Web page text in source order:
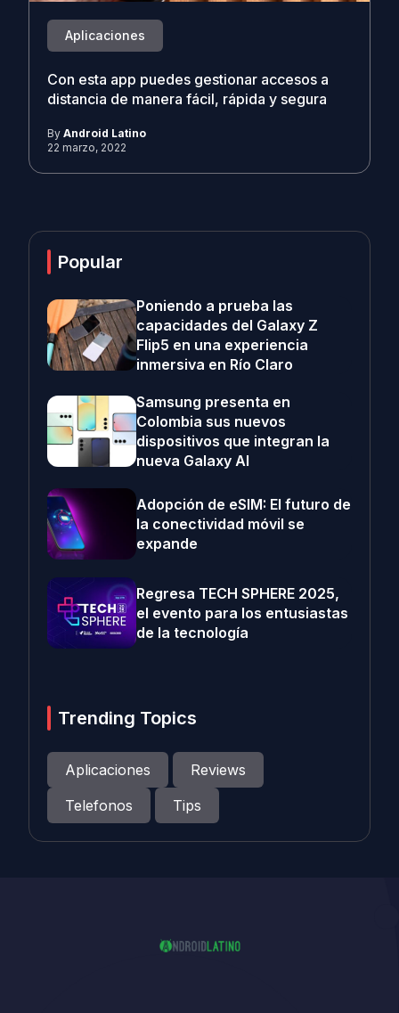
Aplicaciones
Con esta app puedes gestionar accesos a
distancia de manera fácil, rápida y segura
By Android Latino
22 marzo, 2022
Popular
Poniendo a prueba las
capacidades del Galaxy Z
Flip5 en una experiencia
inmersiva en Río Claro
Samsung presenta en
Colombia sus nuevos
dispositivos que integran la
nueva Galaxy AI
Adopción de eSIM: El futuro de
la conectividad móvil se
expande
Regresa TECH SPHERE 2025,
el evento para los entusiastas
de la tecnología
Trending Topics
Aplicaciones
Reviews
Telefonos
Tips